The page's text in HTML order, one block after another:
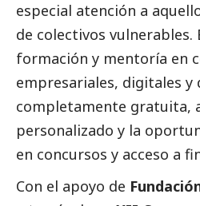
especial atención a
de colectivos
formación y mentoría en
empresariales, digitales y
completamente gratuita,
personalizado y la
en concursos y acceso a
Con el apoyo de